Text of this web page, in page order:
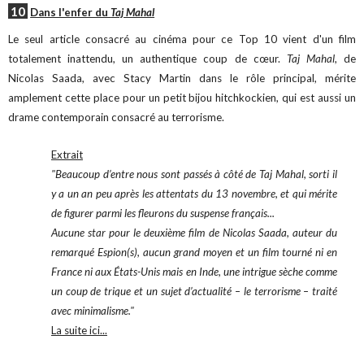
10 Dans l'enfer duTaj Mahal
Le seul article consacré au cinéma pour ce Top 10 vient d'un film
totalement inattendu, un authentique coup de cœur. Taj Mahal, de
Nicolas Saada, avec Stacy Martin dans le rôle principal, mérite
amplement cette place pour un petit bijou hitchkockien, qui est aussi un
drame contemporain consacré au terrorisme.
Extrait
"Beaucoup d’entre nous sont passés à côté de Taj Mahal, sorti il
y a un an peu après les attentats du 13 novembre, et qui mérite
de figurer parmi les fleurons du suspense français...
Aucune star pour le deuxième film de Nicolas Saada, auteur du
remarqué Espion(s), aucun grand moyen et un film tourné ni en
France ni aux États-Unis mais en Inde, une intrigue sèche comme
un coup de trique et un sujet d’actualité – le terrorisme – traité
avec minimalisme."
La suite ici...